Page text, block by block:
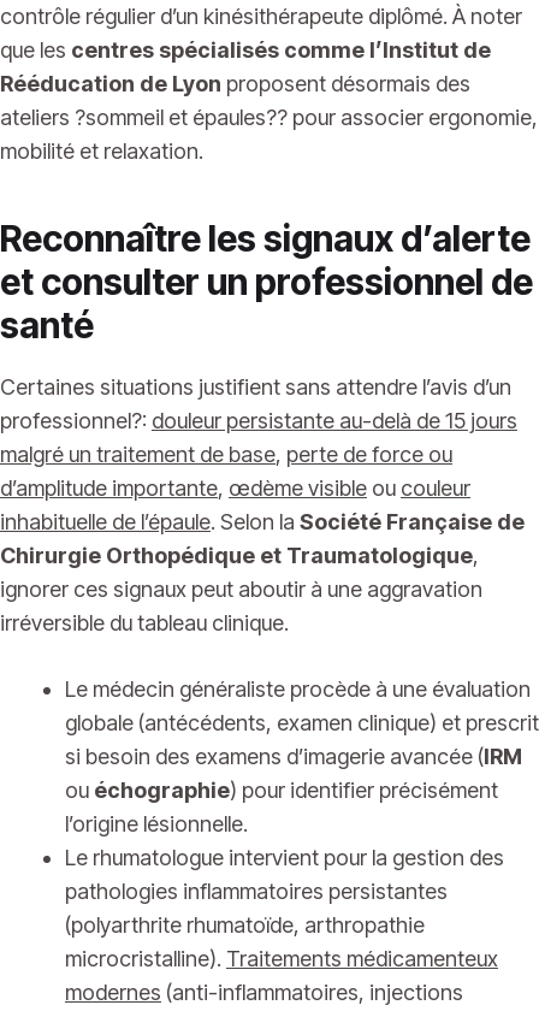
contrôle régulier d’un kinésithérapeute diplômé. À noter
que les centres spécialisés comme l’Institut de
Rééducation de Lyon proposent désormais des
ateliers ?sommeil et épaules?? pour associer ergonomie,
mobilité et relaxation.
Reconnaître les signaux d’alerte
et consulter un professionnel de
santé
Certaines situations justifient sans attendre l’avis d’un
professionnel?: douleur persistante au-delà de 15 jours
malgré un traitement de base, perte de force ou
d’amplitude importante, œdème visible ou couleur
inhabituelle de l’épaule. Selon la Société Française de
Chirurgie Orthopédique et Traumatologique,
ignorer ces signaux peut aboutir à une aggravation
irréversible du tableau clinique.
Le médecin généraliste procède à une évaluation
globale (antécédents, examen clinique) et prescrit
si besoin des examens d’imagerie avancée (IRM
ou échographie) pour identifier précisément
l’origine lésionnelle.
Le rhumatologue intervient pour la gestion des
pathologies inflammatoires persistantes
(polyarthrite rhumatoïde, arthropathie
microcristalline). Traitements médicamenteux
modernes (anti-inflammatoires, injections